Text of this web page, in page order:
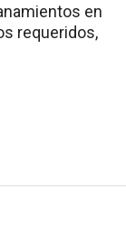
en
requeridos,